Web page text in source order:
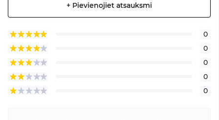
+ Pievienojiet atsauksmi
0
0
0
0
0